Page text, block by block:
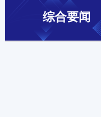
综合要闻